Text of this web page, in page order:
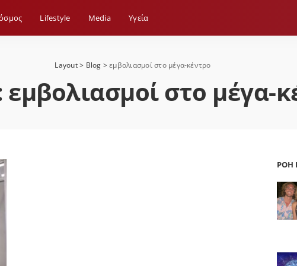
Lifestyle Media Yγεία
Layout> Blog >εμβολιασμοί στο μέγα-κέντρο
εμβολιασμοί στο μέγα-
ΡΟΗ